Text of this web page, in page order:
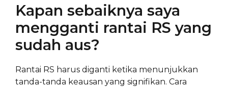
Kapan sebaiknya saya
mengganti rantai RS yang
sudah aus?
Rantai RS harus diganti ketika menunjukkan
tanda-tanda keausan yang signifikan. Cara